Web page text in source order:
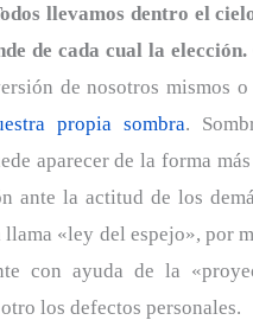
llevamos dentro el
de cada cual la elección.
de nosotros mismos
propia sombra.
aparecer de la forma
ante la actitud de los
«ley del espejo», por
con ayuda de la
los defectos personales.